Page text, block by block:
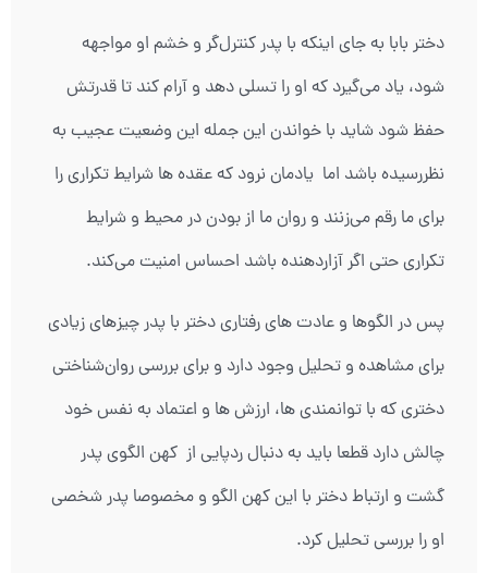
دختر بابا به جای اینکه با پدر کنترل‌گر و خشم او مواجهه
شود، یاد می‌گیرد که او را تسلی دهد و آرام کند تا قدرتش
حفظ شود شاید با خواندن این جمله این وضعیت عجیب به
نظررسیده باشد اما یادمان نرود که عقده ها شرایط تکراری را
برای ما رقم می‌زنند و روان ما از بودن در محیط و شرایط
تکراری حتی اگر آزاردهنده باشد احساس امنیت می‌کند.
پس در الگوها و عادت های رفتاری دختر با پدر چیزهای زیادی
برای مشاهده و تحلیل وجود دارد و برای بررسی روان‌شناختی
دختری که با توانمندی ها، ارزش ها و اعتماد به نفس خود
چالش دارد قطعا باید به دنبال ردپایی از کهن الگوی پدر
گشت و ارتباط دختر با این کهن الگو و مخصوصا پدر شخصی
او را بررسی تحلیل کرد.